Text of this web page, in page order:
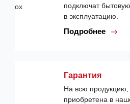
подключат
в эксплуатацию.
Подробнее
Гарантия
На всю продукцию,
приобретена в